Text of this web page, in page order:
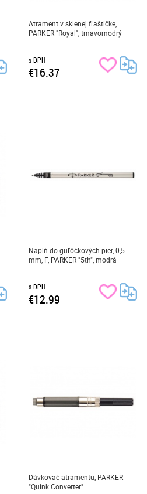
Atrament v sklenej fľaštičke,
PARKER "Royal", tmavomodrý
s DPH
€16.37
Náplň do guľôčkových pier, 0,5
mm, F, PARKER "5th", modrá
s DPH
€12.99
Dávkovač atramentu, PARKER
"Quink Converter"